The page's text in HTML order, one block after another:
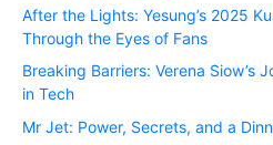
After the Lights: Yesung’s 2025
Through the Eyes of Fans
Breaking Barriers: Verena Siow’s
in Tech
Mr Jet: Power, Secrets, and a